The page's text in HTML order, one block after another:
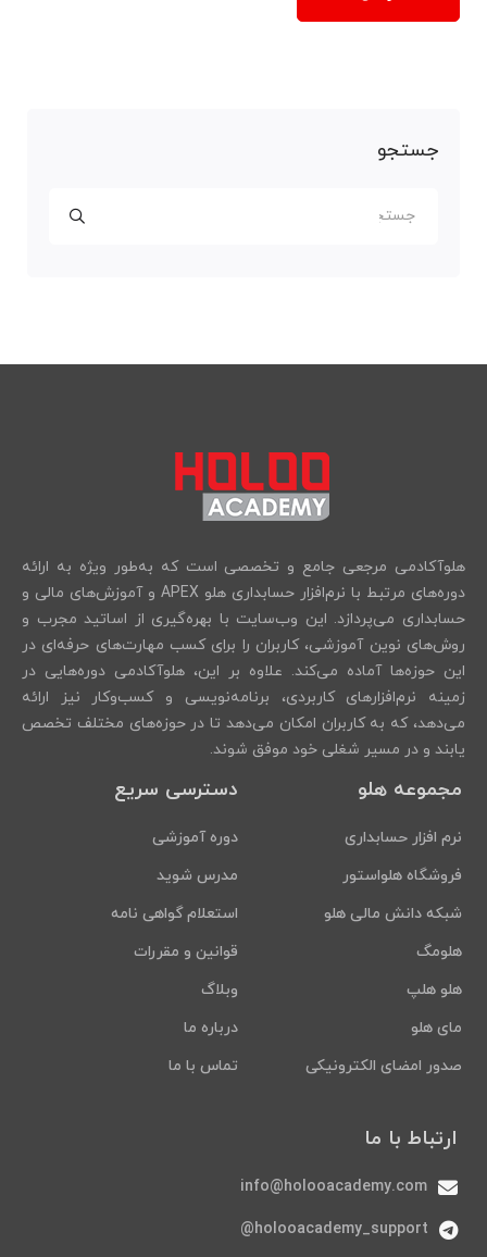
جستجو
هلوآکادمی مرجعی جامع و تخصصی است که به‌طور ویژه به ارائه
دوره‌های مرتبط با نرم‌افزار حسابداری هلو APEX و آموزش‌های مالی و
حسابداری می‌پردازد. این وب‌سایت با بهره‌گیری از اساتید مجرب و
روش‌های نوین آموزشی، کاربران را برای کسب مهارت‌های حرفه‌ای در
این حوزه‌ها آماده می‌کند. علاوه بر این، هلوآکادمی دوره‌هایی در
زمینه نرم‌افزارهای کاربردی، برنامه‌نویسی و کسب‌وکار نیز ارائه
می‌دهد، که به کاربران امکان می‌دهد تا در حوزه‌های مختلف تخصص
یابند و در مسیر شغلی خود موفق شوند.
مجموعه هلو
نرم افزار حسابداری
فروشگاه هلواستور
شبکه دانش مالی هلو
هلومگ
هلو هلپ
مای هلو
صدور امضای الکترونیکی
دسترسی سریع
دوره آموزشی
مدرس شوید
استعلام گواهی نامه
قوانین و مقررات
وبلاگ
درباره ما
تماس با ما
ارتباط با ما
info@holooacademy.com
holooacademy_support@